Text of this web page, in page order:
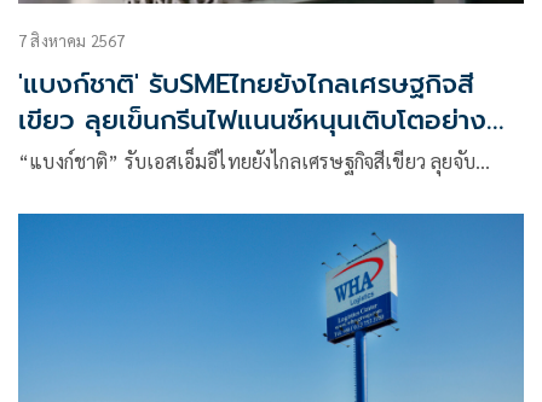
7 สิงหาคม 2567
'แบงก์ชาติ' รับSMEไทยยังไกลเศรษฐกิจสี
เขียว ลุยเข็นกรีนไฟแนนซ์หนุนเติบโตอย่าง
ยั่งยืน
“แบงก์ชาติ” รับเอสเอ็มอีไทยยังไกลเศรษฐกิจสีเขียว ลุยจับ…